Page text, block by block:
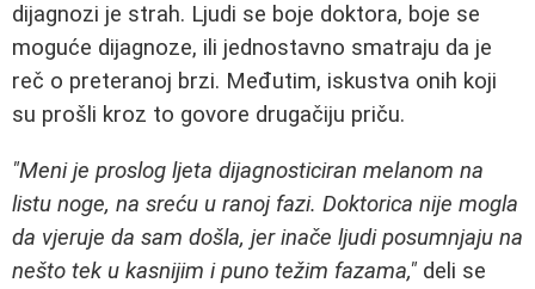
dijagnozi je strah. Ljudi se boje doktora, boje se
moguće dijagnoze, ili jednostavno smatraju da je
reč o preteranoj brzi. Međutim, iskustva onih koji
su prošli kroz to govore drugačiju priču.
"Meni je proslog ljeta dijagnosticiran melanom na
listu noge, na sreću u ranoj fazi. Doktorica nije mogla
da vjeruje da sam došla, jer inače ljudi posumnjaju na
nešto tek u kasnijim i puno težim fazama," deli se